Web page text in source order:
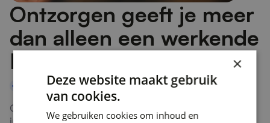
Ontzorgen geeft je meer
dan alleen een werkende
IT-omgeving.
Voorkom verstoringen
Continuïteit staat voorop: minder downtime, minder
×
Deze website maakt gebruik
van cookies.
We gebruiken cookies om inhoud en